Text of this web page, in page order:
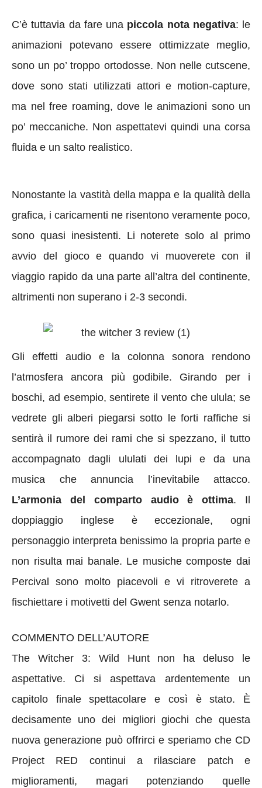
C’è tuttavia da fare una piccola nota negativa: le
animazioni potevano essere ottimizzate meglio,
sono un po’ troppo ortodosse. Non nelle cutscene,
dove sono stati utilizzati attori e motion-capture,
ma nel free roaming, dove le animazioni sono un
po’ meccaniche. Non aspettatevi quindi una corsa
fluida e un salto realistico.
Nonostante la vastità della mappa e la qualità della
grafica, i caricamenti ne risentono veramente poco,
sono quasi inesistenti. Li noterete solo al primo
avvio del gioco e quando vi muoverete con il
viaggio rapido da una parte all’altra del continente,
altrimenti non superano i 2-3 secondi.
Gli effetti audio e la colonna sonora rendono
l’atmosfera ancora più godibile. Girando per i
boschi, ad esempio, sentirete il vento che ulula; se
vedrete gli alberi piegarsi sotto le forti raffiche si
sentirà il rumore dei rami che si spezzano, il tutto
accompagnato dagli ululati dei lupi e da una
musica che annuncia l’inevitabile attacco.
L’armonia del comparto audio è ottima. Il
doppiaggio inglese è eccezionale, ogni
personaggio interpreta benissimo la propria parte e
non risulta mai banale. Le musiche composte dai
Percival sono molto piacevoli e vi ritroverete a
fischiettare i motivetti del Gwent senza notarlo.
COMMENTO DELL’AUTORE
The Witcher 3: Wild Hunt non ha deluso le
aspettative. Ci si aspettava ardentemente un
capitolo finale spettacolare e così è stato. È
decisamente uno dei migliori giochi che questa
nuova generazione può offrirci e speriamo che CD
Project RED continui a rilasciare patch e
miglioramenti, magari potenziando quelle